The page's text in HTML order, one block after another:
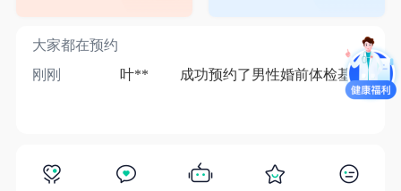
大家都在预约
刚刚
叶** 成功预约了男性婚前体检基础套餐 1分